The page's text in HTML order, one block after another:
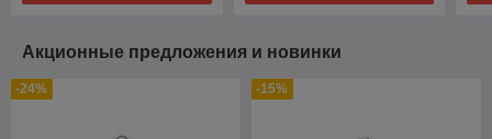
Акционные предложения и новинки
-24% -15%